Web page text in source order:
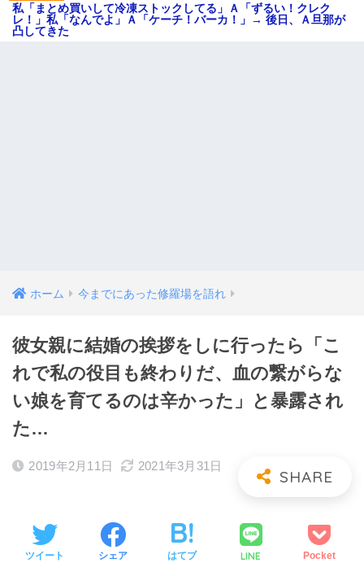
私「まとめ買いして冷凍ストックしてる」Ａ「ずるい！クレク
レ！」私「なんでよ」Ａ「ケーチ！バーカ！」→ 後日、Ａ旦那が
凸してきた
ホーム 今までにあった修羅場を語れ
彼女親に結婚の挨拶をしに行ったら「こ
れで私の役目も終わりだ、血の繋がらな
い娘を育てるのは辛かった」と暴露され
た…
2019年2月11日 2021年3月31日
ツイート シェア はてブ LINE Pocket